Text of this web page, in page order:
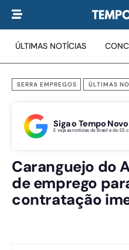
ÚLTIMAS NOTÍCIAS
SERRA EMPREGOS ÚLTIMAS
Siga o Tempo
E veja as notícias do Brasil e do ES
Caranguejo do
de emprego
contratação